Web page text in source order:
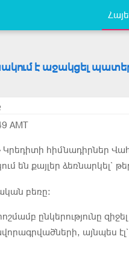
է աջակցել
AMT
հիմնադիրներ
են քայլեր ձեռնարկել`
բեռը։
ընկերությունը
այնպես